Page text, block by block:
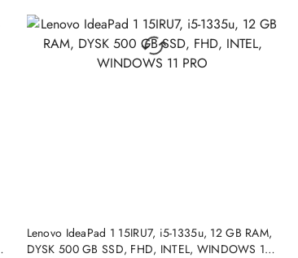
Lenovo IdeaPad 1 15IRU7, i5-1335u, 12 GB RAM,
DYSK 500 GB SSD, FHD, INTEL, WINDOWS 11
DO KOSZYKA